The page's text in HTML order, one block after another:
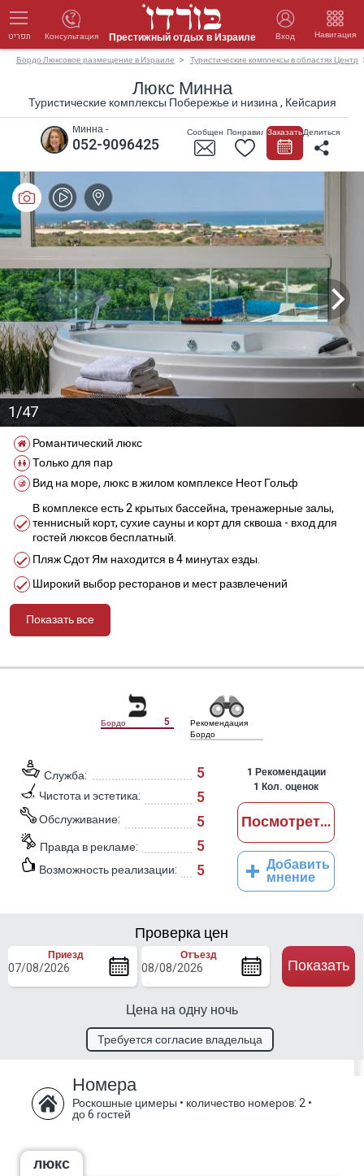
תפריט Престижный отдых в Израиле Вход Навигация
Консультация
Бордо Люксовое размещение в Израиле Туристические комплексы в областях Центр
Люкс Минна
Туристические комплексы Побережье и низина , Кейсария
Делиться
СообщениеПонравилосьЗаказать
052-9096425
Минна -
1/47
Романтический люкс
Только для пар
Вид на море, люкс в жилом комплексе Неот Гольф
В комплексе есть 2 крытых бассейна, тренажерные залы,
теннисный корт, сухие сауны и корт для сквоша - вход для
гостей люксов бесплатный.
Пляж Сдот Ям находится в 4 минутах езды.
Широкий выбор ресторанов и мест развлечений
Показать все
Бордо 5
Рекомендация
Бордо
Служба: 5
Чистота и эстетика: 5
Обслуживание: 5
Правда в рекламе: 5
Возможность реализации: 5
1 Рекомендации
1 Кол. оценок
Посмотреть
Добавить
мнение
Проверка цен
Приезд Отъезд
Цена на одну ночь
Показать
Требуется согласие владельца
Номера
Роскошные цимеры • количество номеров: 2•
до 6 гостей
люкс